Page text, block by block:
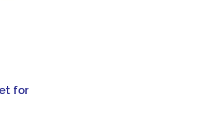
for